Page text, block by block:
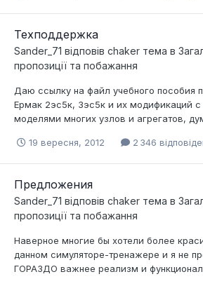
Техподдержка
Sander_71 відповів chaker тема в
пропозиції та побажання
Даю ссылку на файл учебного пособия
Ермак 2эс5к, 3эс5к и их модификаций с
моделями многих узлов и агрегатов,
19 вересня, 2012 2 346
Предложения
Sander_71 відповів chaker тема в
пропозиції та побажання
Наверное многие бы хотели более
данном симуляторе-тренажере и я не
ГОРАЗДО важнее реализм и